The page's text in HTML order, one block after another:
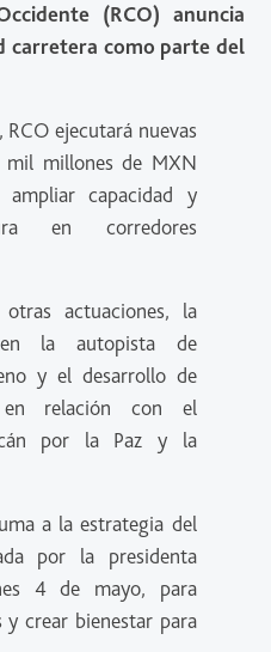
(RCO) anuncia
carretera como parte del
RCO ejecutará nuevas
mil millones de MXN
capacidad y
en corredores
actuaciones, la
la autopista de
y el desarrollo de
en relación con el
por la Paz y la
a la estrategia del
por la presidenta
4 de mayo, para
y crear bienestar para